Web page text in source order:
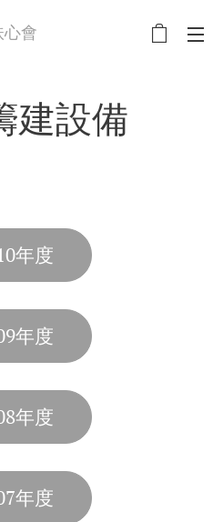
心會
建設備
年度
年度
年度
年度